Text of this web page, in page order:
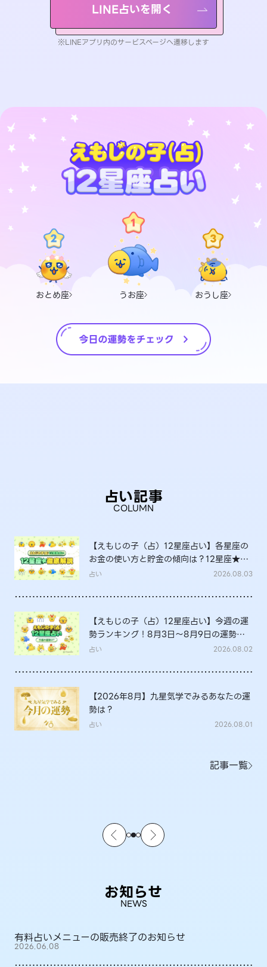
LINE占いを開く
※LINEアプリ内のサービスページへ遷移します
おとめ座 うお座 おうし座
占い記事
COLUMN
【えもじの子（占）12星座占い】各星座の
お金の使い方と貯金の傾向は？12星座★徹
底解説
占い 2026.08.03
【えもじの子（占）12星座占い】今週の運
勢ランキング！8月3日～8月9日の運勢
は？
占い 2026.08.02
【2026年8月】九星気学でみるあなたの運
勢は？
占い 2026.08.01
記事一覧
お知らせ
NEWS
有料占いメニューの販売終了のお知らせ
2026.06.08